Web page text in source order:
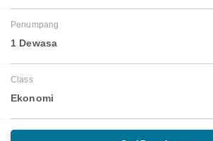
Penumpang
1 Dewasa
Class
Ekonomi